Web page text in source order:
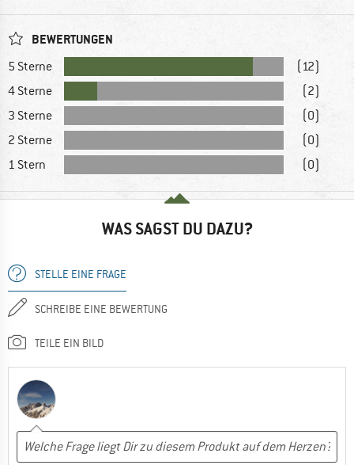
BEWERTUNGEN
5 Sterne
(12)
4 Sterne
(2)
3 Sterne
(0)
2 Sterne
(0)
1 Stern
(0)
WAS SAGST DU DAZU?
STELLE EINE FRAGE
SCHREIBE EINE BEWERTUNG
TEILE EIN BILD